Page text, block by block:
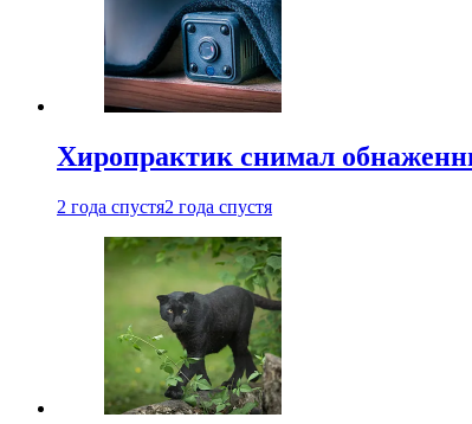
Хиропрактик снимал
2 года спустя2 года спустя